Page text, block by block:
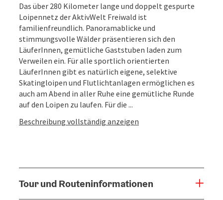
Das über 280 Kilometer lange und doppelt gespurte
Loipennetz der AktivWelt Freiwald ist
familienfreundlich. Panoramablicke und
stimmungsvolle Wälder präsentieren sich den
LäuferInnen, gemütliche Gaststuben laden zum
Verweilen ein. Für alle sportlich orientierten
LäuferInnen gibt es natürlich eigene, selektive
Skatingloipen und Flutlichtanlagen ermöglichen es
auch am Abend in aller Ruhe eine gemütliche Runde
auf den Loipen zu laufen. Für die ...
Beschreibung vollständig anzeigen
Tour und Routeninformationen